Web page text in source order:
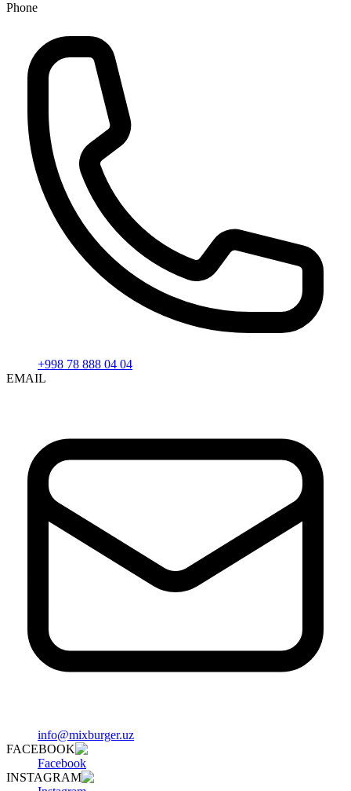
Phone
+998 78 888 04 04
EMAIL
info@mixburger.uz
FACEBOOK
Facebook
INSTAGRAM